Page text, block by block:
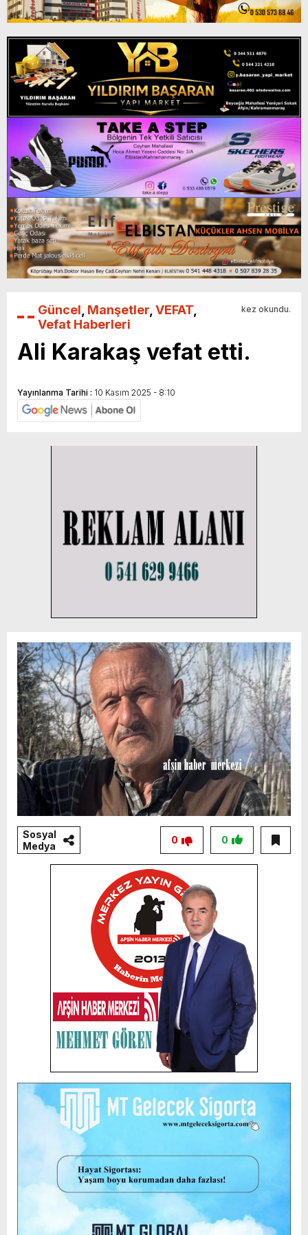
Güncel Manşetler VEFAT
Vefat Haberleri
kez okundu.
Ali Karakaş vefat etti.
Yayınlanma Tarihi : 10 Kasım 2025 - 8:10
Sosyal
Medya
0
0